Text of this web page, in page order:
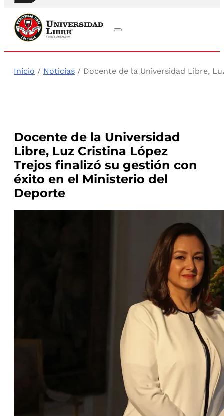
Inicio / Noticias / Docente de la Universidad Libre,
Docente de la Universidad
Libre, Luz Cristina López
Trejos finalizó su gestión con
éxito en el Ministerio del
Deporte